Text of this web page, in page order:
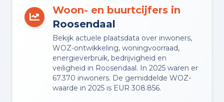
Woon- en buurtcijfers in
Roosendaal
Bekijk actuele plaatsdata over inwoners,
WOZ-ontwikkeling, woningvoorraad,
energieverbruik, bedrijvigheid en
veiligheid in Roosendaal. In 2025 waren er
67.370 inwoners. De gemiddelde WOZ-
waarde in 2025 is EUR 308.856.